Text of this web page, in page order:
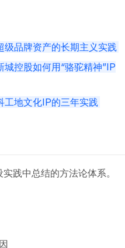
品牌资产的长期主义实践
控股如何用“骆驼精神”IP
工地文化IP的三年实践
践中总结的方法论体系。